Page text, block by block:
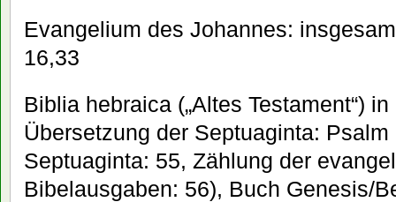
Evangelium des Johannes:
16,33
Biblia hebraica („Altes Testament“)
Übersetzung der Septuaginta:
Septuaginta: 55, Zählung der
Bibelausgaben: 56), Buch Genesis/